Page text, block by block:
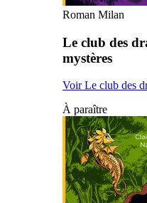
Roman Milan
Le club des
mystères
Voir Le club des
À paraître